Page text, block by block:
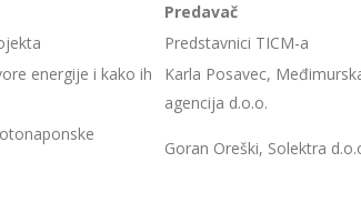
Predavač
Predstavnici TICM-a
energije i kako ih
Karla Posavec,
agencija d.o.o.
Goran Oreški, Solektra